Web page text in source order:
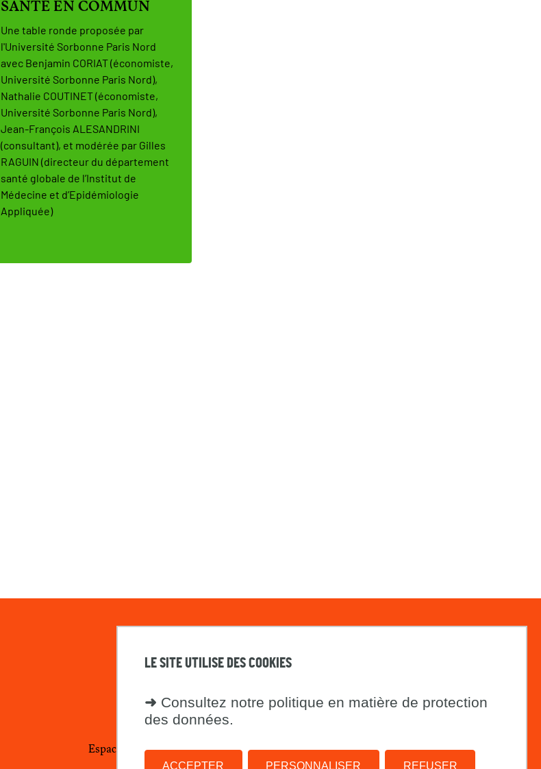
LE SITE UTILISE DES COOKIES
➜ Consultez notre politique en matière de protection
des données.
ACCEPTER REFUSER
PERSONNALISER
SANTÉ EN COMMUN
Une table ronde proposée par
l'Université Sorbonne Paris Nord
avec Benjamin CORIAT (économiste,
Université Sorbonne Paris Nord),
Nathalie COUTINET (économiste,
Université Sorbonne Paris Nord),
Jean-François ALESANDRINI
(consultant), et modérée par Gilles
RAGUIN (directeur du département
santé globale de l’Institut de
Médecine et d’Epidémiologie
Appliquée)
PdH
Espace presse Plan du site